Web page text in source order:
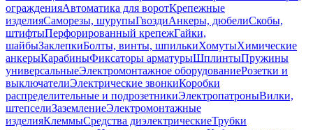
огражденияАвтоматика для воротКрепежные
изделияСаморезы, шурупыГвоздиАнкеры, дюбелиСкобы,
штифтыПерфорированный крепежГайки,
шайбыЗаклепкиБолты, винты, шпилькиХомутыХимические
анкерыКарабиныФиксаторы арматурыШплинтыПружины
универсальныеЭлектромонтажное оборудованиеРозетки и
выключателиЭлектрические звонкиКоробки
распределительные и подрозетникиЭлектропатроныВилки,
штепселиЗаземлениеЭлектромонтажные
изделияКлеммыСредства диэлектрическиеТрубки